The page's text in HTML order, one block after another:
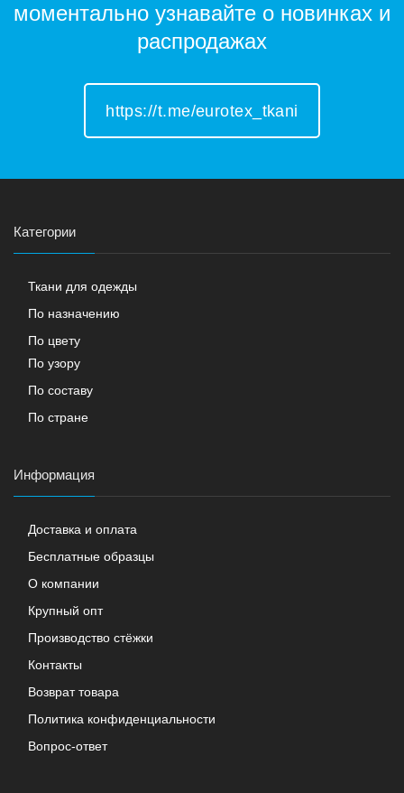
моментально узнавайте о новинках и
распродажах
https://t.me/eurotex_tkani
Категории
Ткани для одежды
По назначению
По цвету
По узору
По составу
По стране
Информация
Доставка и оплата
Бесплатные образцы
О компании
Крупный опт
Производство стёжки
Контакты
Возврат товара
Политика конфиденциальности
Вопрос-ответ